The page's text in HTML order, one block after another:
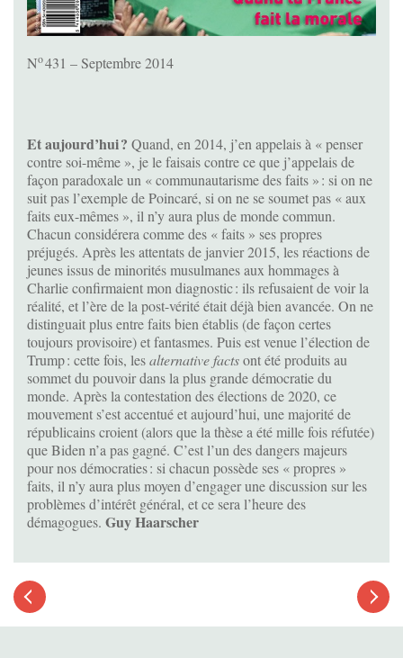
No431 – Septembre 2014
Et aujourd’hui? Quand, en 2014, j’en appelais à « penser
contre soi-même », je le faisais contre ce que j’appelais de
façon paradoxale un « communautarisme des faits » : si on ne
suit pas l’exemple de Poincaré, si on ne se soumet pas « aux
faits eux-mêmes », il n’y aura plus de monde commun.
Chacun considérera comme des « faits » ses propres
préjugés. Après les attentats de janvier 2015, les réactions de
jeunes issus de minorités musulmanes aux hommages à
Charlie confirmaient mon diagnostic : ils refusaient de voir la
réalité, et l’ère de la post-vérité était déjà bien avancée. On ne
distinguait plus entre faits bien établis (de façon certes
toujours provisoire) et fantasmes. Puis est venue l’élection de
Trump : cette fois, lesalternative factsont été produits au
sommet du pouvoir dans la plus grande démocratie du
monde. Après la contestation des élections de 2020, ce
mouvement s’est accentué et aujourd’hui, une majorité de
républicains croient (alors que la thèse a été mille fois réfutée)
que Biden n’a pas gagné. C’est l’un des dangers majeurs
pour nos démocraties : si chacun possède ses « propres »
faits, il n’y aura plus moyen d’engager une discussion sur les
problèmes d’intérêt général, et ce sera l’heure des
démagogues. Guy Haarscher
Article
précédent
Article
suivant